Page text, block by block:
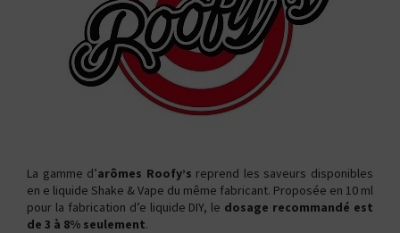
La gamme d’arômes Roofy’s reprend les saveurs disponibles
en e liquide Shake & Vape du même fabricant. Proposée en 10 ml
pour la fabrication d’e liquide DIY, le dosage recommandé est
de 3 à 8% seulement.